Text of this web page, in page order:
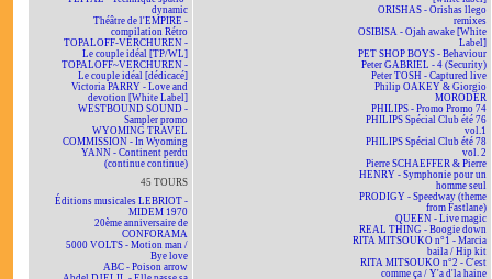
dynamic
Théâtre de l'EMPIRE -
compilation Rétro
TOPALOFF-VERCHUREN -
Le couple idéal [TP/WL]
TOPALOFF~VERCHUREN -
Le couple idéal [dédicacé]
Victoria PARRY - Love and
devotion [White Label]
WESTBOUND SOUND -
Sampler promo
WYOMING TRAVEL
COMMISSION - In Wyoming
YANN - Continent perdu
(continue continue)
45 TOURS
Éditions musicales LEBRIOT -
MIDEM 1970
20ème anniversaire de
CONFORAMA
5000 VOLTS - Motion man /
Bye love
ABC - Poison arrow
ORISHAS - Orishas llego
remixes
OSIBISA - Ojah awake [White
Label]
PET SHOP BOYS - Behaviour
Peter GABRIEL - 4 (Security)
Peter TOSH - Captured live
Philip OAKEY & Giorgio
MORODER
PHILIPS - Promo Promo 74
PHILIPS Spécial Club été 76
vol.1
PHILIPS Spécial Club été 78
vol. 2
Pierre SCHAEFFER & Pierre
HENRY - Symphonie pour un
homme seul
PRODIGY - Speedway (theme
from Fastlane)
QUEEN - Live magic
REAL THING - Boogie down
RITA MITSOUKO n°1 - Marcia
baila / Hip kit
RITA MITSOUKO n°2 - C'est
comme ça / Y'a d'la haine